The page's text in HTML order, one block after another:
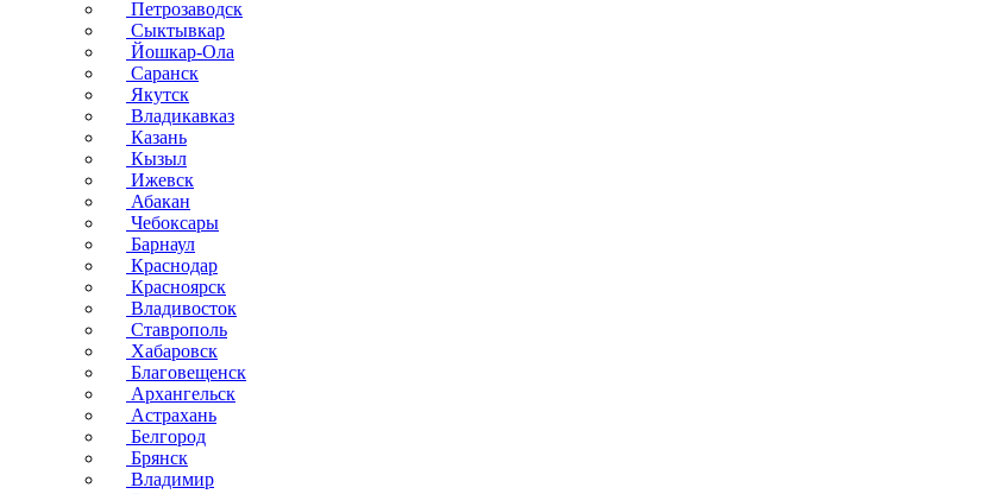
Петрозаводск
Сыктывкар
Йошкар-Ола
Саранск
Якутск
Владикавказ
Казань
Кызыл
Ижевск
Абакан
Чебоксары
Барнаул
Краснодар
Красноярск
Владивосток
Ставрополь
Хабаровск
Благовещенск
Архангельск
Астрахань
Белгород
Брянск
Владимир